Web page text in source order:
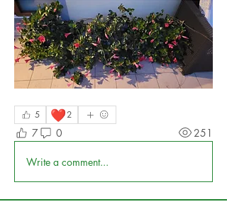
5 ❤️2
7 0 251
Write a comment...